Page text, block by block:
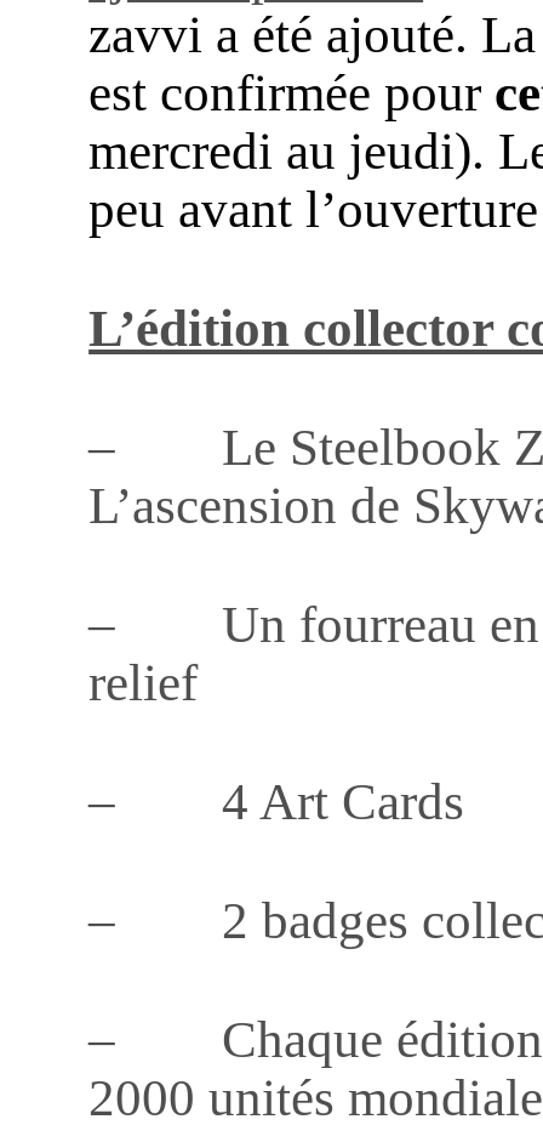
zavvi a été ajouté.
est confirmée pour
mercredi au jeudi).
peu avant
L’édition collector
– Le Steelbook
L’ascension de
– Un fourreau en
relief
– 4 Art Cards
– 2 badges
– Chaque édition
2000 unités